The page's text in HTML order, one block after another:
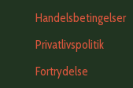
Handelsbetingelser
Privatlivspolitik
Fortrydelse